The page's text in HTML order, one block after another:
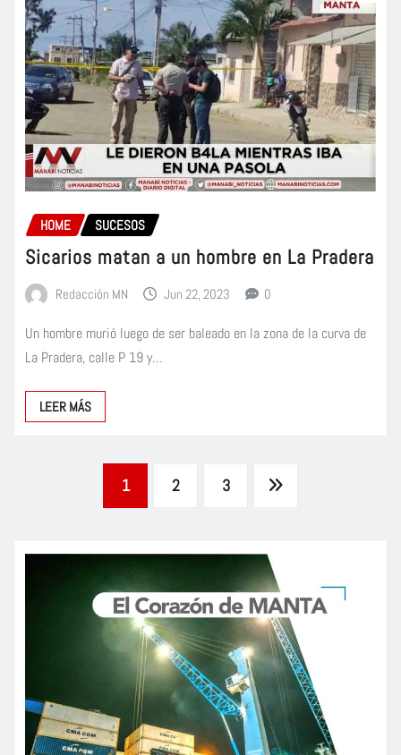
HOME SUCESOS
Sicarios matan a un hombre en La Pradera
Redacción MN Jun 22, 2023 0
Un hombre murió luego de ser baleado en la zona de la curva de
La Pradera, calle P 19 y…
LEER MÁS
Paginación
de
entradas
1 2 3